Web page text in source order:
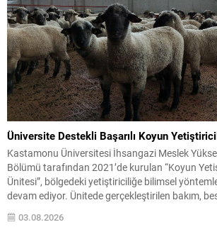
Üniversite Destekli Başarılı Koyun
Kastamonu Üniversitesi İhsangazi Meslek
Bölümü tarafından 2021’de kurulan “Koyun
Ünitesi”, bölgedeki yetiştiriciliğe bilimsel
devam ediyor. Ünitede gerçekleştirilen bakım,
uygulamaları ile hayvanların üreme
artışlar gözlendi. Uygulanan yöntemlerle
03.08.2026